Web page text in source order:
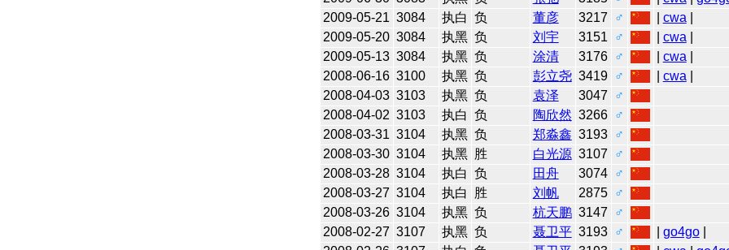
2009-05-21 3084 执白 负 董彦 3217 ♂ cwa
2009-05-20 3084 执黑 负 刘宇 3151 ♂ cwa
2009-05-13 3084 执黑 负 涂清 3176 ♂ cwa
2008-06-16 3100 执黑 负 彭立尧 3419 ♂ cwa
2008-04-03 3103 执黑 负 袁泽 3047
♂
2008-04-02 3103 执白 负 陶欣然 3266
♂
2008-03-31 3104 执黑 负 郑淼鑫 3193
♂
2008-03-30 3104 执黑 胜 白光源 3107
♂
2008-03-28 3104 执白 负 田舟 3074
♂
2008-03-27 3104 执白 胜 刘帆 2875
♂
2008-03-26 3104 执黑 负 杭天鹏 3147
♂
2008-02-27 3107 执黑 负 聂卫平 3193 ♂ go4go|